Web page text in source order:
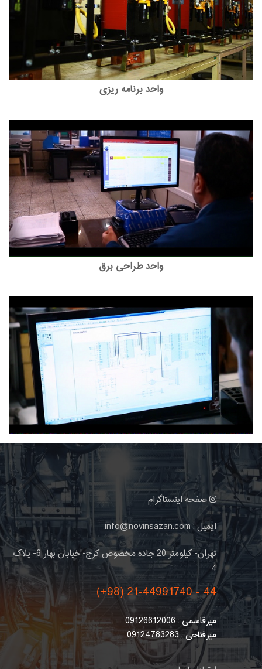
واحد برنامه ریزی
واحد طراحی برق
صفحه اینستاگرام
ایمیل : info@novinsazan.com
تهران- کیلومتر 20 جاده مخصوص کرج- خیابان بهار 6- پلاک
4
(+98) 21-44991740 - 44
میرقاسمی : 09126612006
میرفتاحی : 09124783283